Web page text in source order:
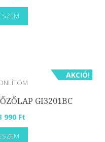
price
88
AKCIÓ!
GI3201BC
990 FtCurrent
price